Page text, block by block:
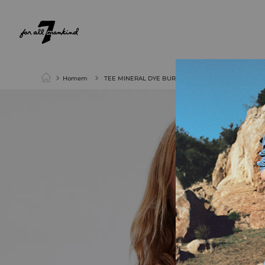
Homem TEE MINERAL DYE BURNT BRICK